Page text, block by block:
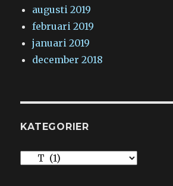
augusti 2019
februari 2019
januari 2019
december 2018
KATEGORIER
Kategorier